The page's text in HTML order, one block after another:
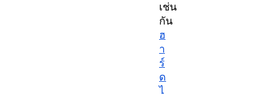
เช่น
กัน
ฮ
า
ร์
ด
ไ